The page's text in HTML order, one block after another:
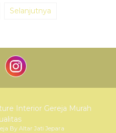
Selanjutnya
Interior Gereja Murah
By Altar Jati Jepara